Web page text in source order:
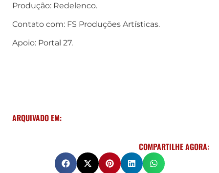
Produção: Redelenco.
Contato com: FS Produções Artísticas.
Apoio: Portal 27.
ARQUIVADO EM:
COMPARTILHE AGORA: